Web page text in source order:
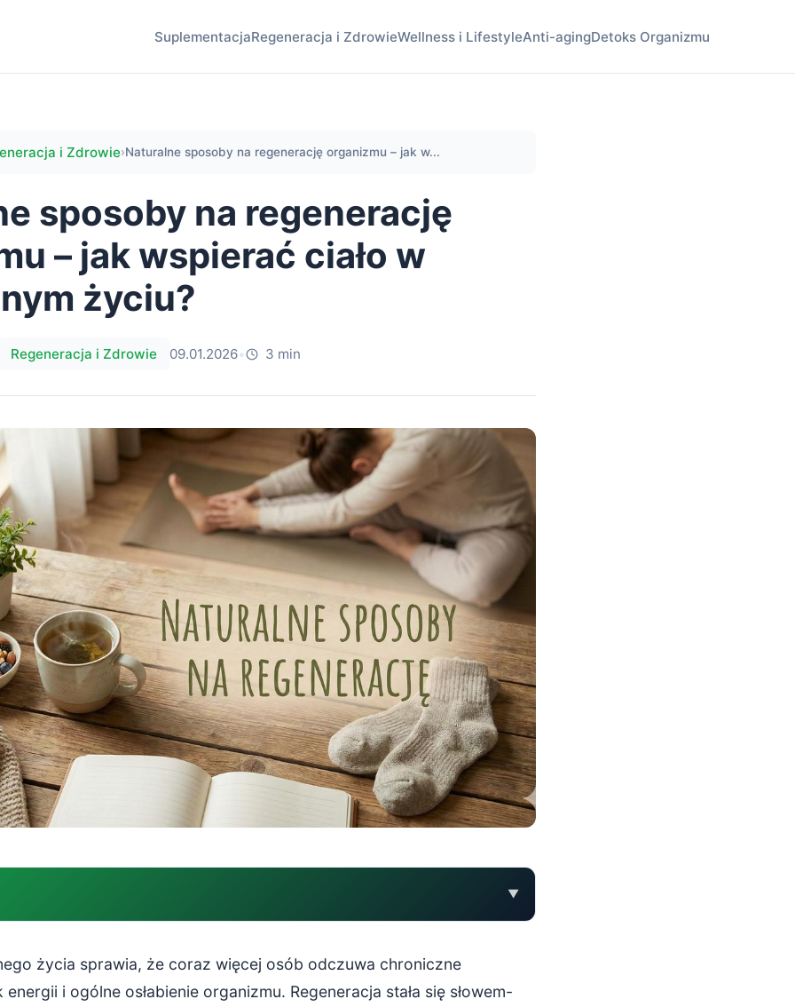
SuplementacjaRegeneracja i ZdrowieWellness i LifestyleAnti-agingDetoks Organizmu
i Zdrowie›Naturalne sposoby na regenerację organizmu – jak w...
sposoby na regenerację
– jak wspierać ciało w
życiu?
Regeneracja i Zdrowie 09.01.2026• 3 min
▼
jest regeneracja organizmu?
regeneracji
życia sprawia, że coraz więcej osób odczuwa chroniczne
i ogólne osłabienie organizmu. Regeneracja stała się słowem-